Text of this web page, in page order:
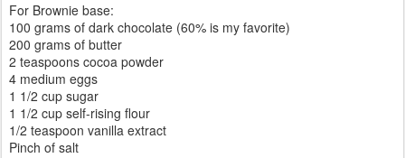
For Brownie base:
100 grams of dark chocolate (60% is my favorite)
200 grams of butter
2 teaspoons cocoa powder
4 medium eggs
1 1/2 cup sugar
1 1/2 cup self-rising flour
1/2 teaspoon vanilla extract
Pinch of salt